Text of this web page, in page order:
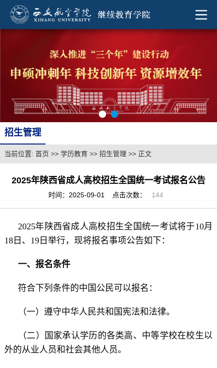
招生管理
当前位置: 首页 >> 学历教育>> 招生管理 >> 正文
2025年陕西省成人高校招生全国统一考试报名公告
时间：2025-09-01 点击次数： 144
2025年陕西省成人高校招生全国统一考试将于10月
18日、19日举行，现将报名事项公告如下：
一、报名条件
符合下列条件的中国公民可以报名：
（一）遵守中华人民共和国宪法和法律。
（二）国家承认学历的各类高、中等学校在校生以
外的从业人员和社会其他人员。